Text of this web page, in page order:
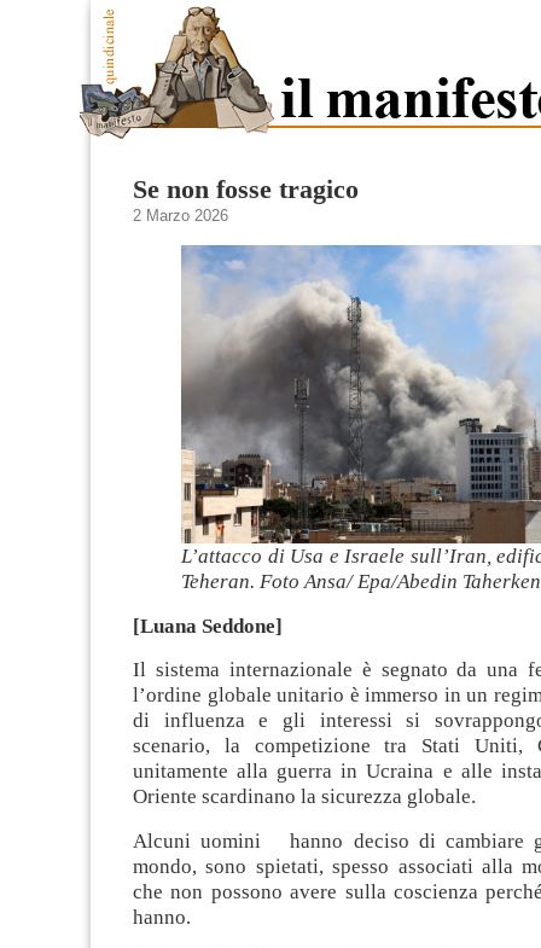
Se non fosse tragico
2 Marzo 2026
L’attacco di Usa e Israele sull’Iran,
Teheran. Foto Ansa/ Epa/Abedin
[Luana Seddone]
Il sistema internazionale è segnato da una
l’ordine globale unitario è immerso in un
di influenza e gli interessi si
scenario, la competizione tra Stati Uniti,
unitamente alla guerra in Ucraina e alle
Oriente scardinano la sicurezza globale.
Alcuni uomini hanno deciso di cambiare
mondo, sono spietati, spesso associati alla
che non possono avere sulla coscienza
hanno.